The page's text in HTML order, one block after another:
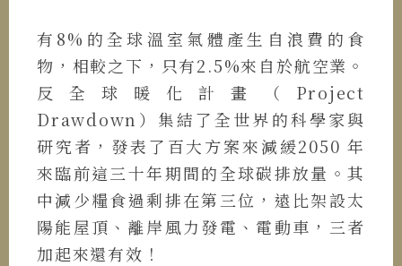
有8%的全球溫室氣體產生自浪費的食
物，相較之下，只有2.5%來自於航空業。
反全球暖化計畫（Project
Drawdown）集結了全世界的科學家與
研究者，發表了百大方案來減緩2050 年
來臨前這三十年期間的全球碳排放量。其
中減少糧食過剩排在第三位，遠比架設太
陽能屋頂、離岸風力發電、電動車，三者
加起來還有效！